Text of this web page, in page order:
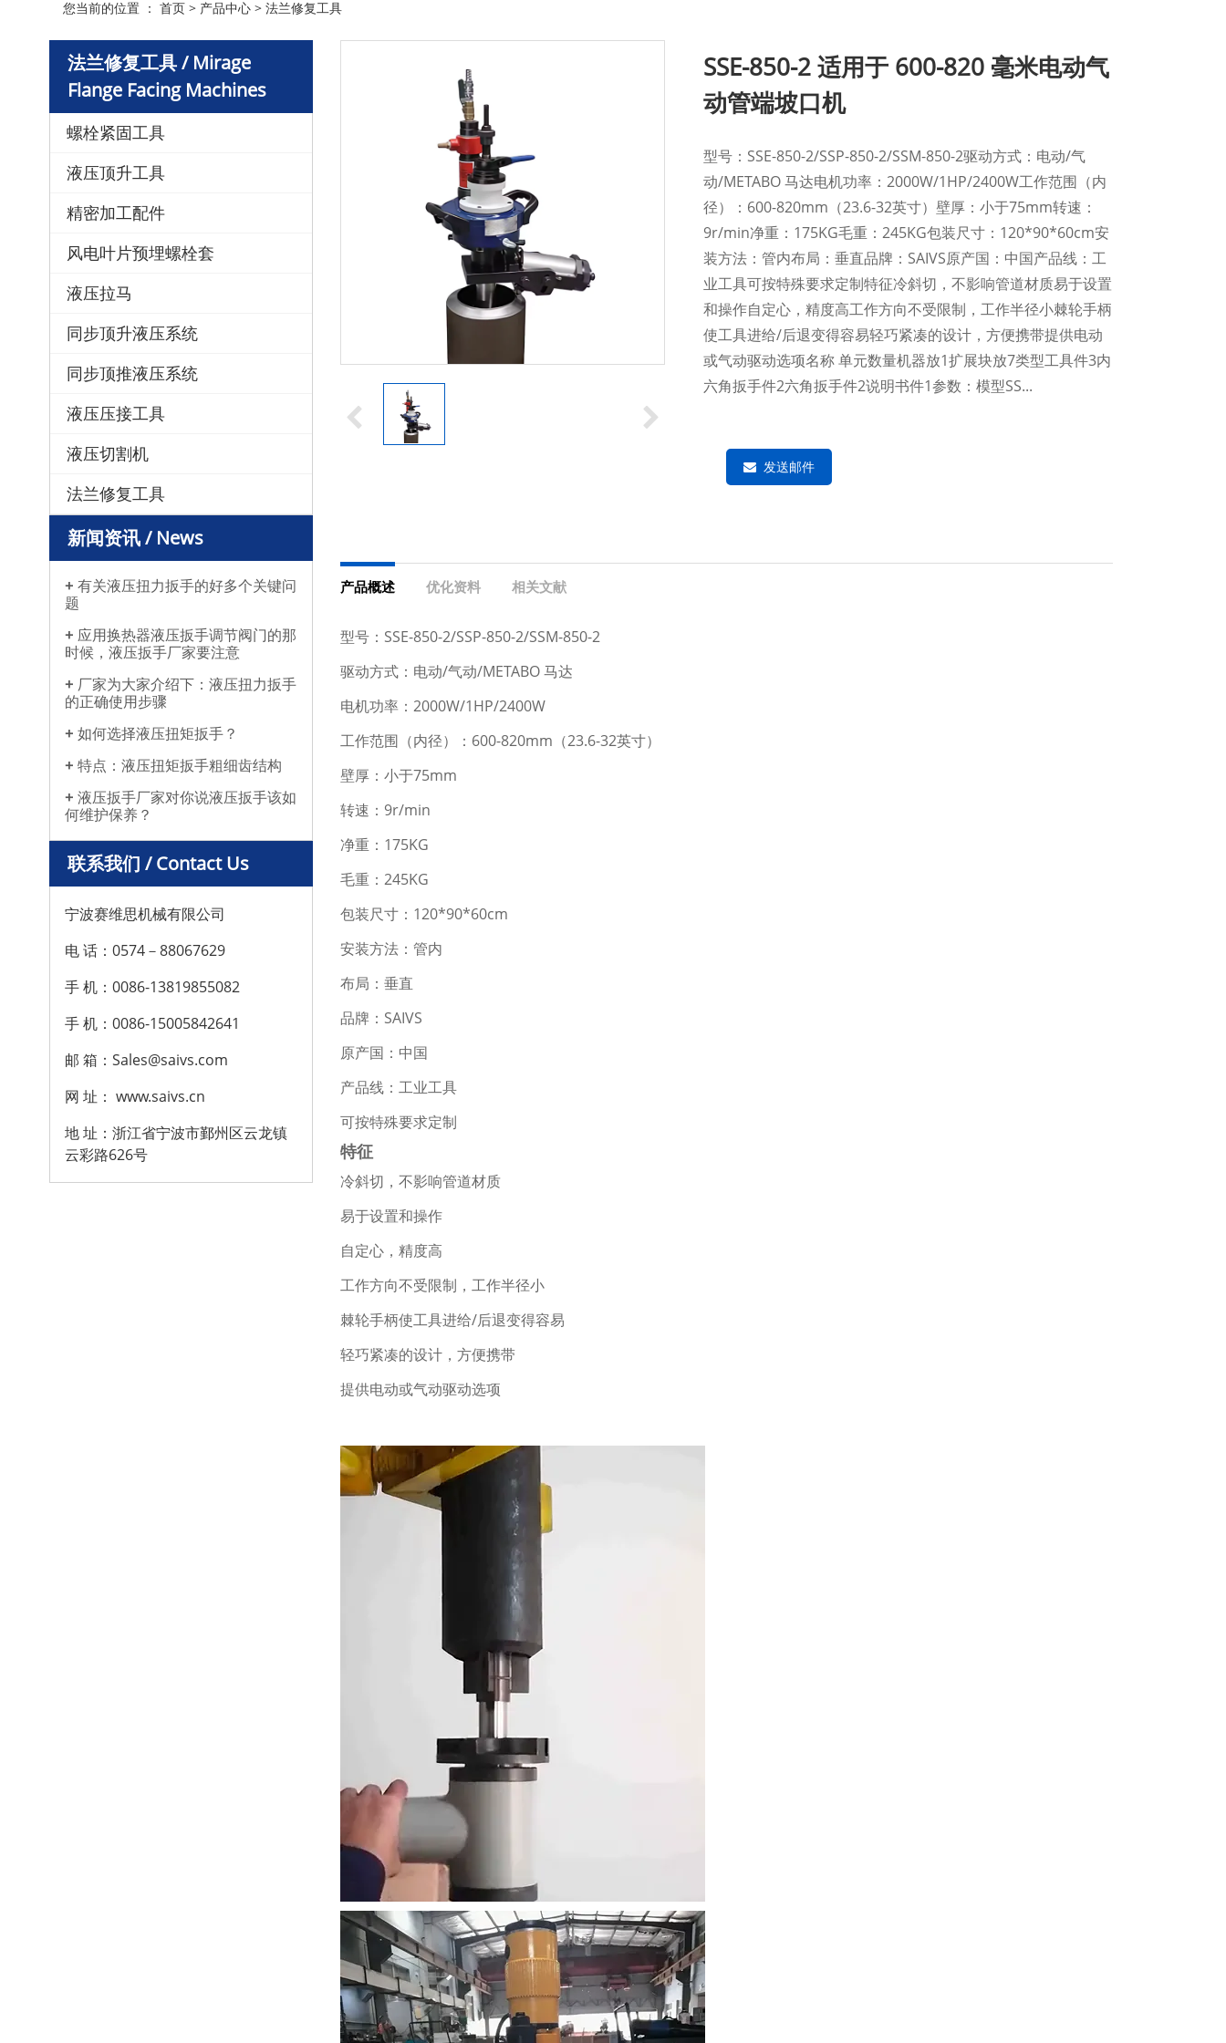
您当前的位置 ： 首页> 产品中心> 法兰修复工具
法兰修复工具 / Mirage
Flange Facing Machines
螺栓紧固工具
液压顶升工具
精密加工配件
风电叶片预埋螺栓套
液压拉马
同步顶升液压系统
同步顶推液压系统
液压压接工具
液压切割机
法兰修复工具
新闻资讯 / News
有关液压扭力扳手的好多个关键问
题
应用换热器液压扳手调节阀门的那
时候，液压扳手厂家要注意
厂家为大家介绍下：液压扭力扳手
的正确使用步骤
如何选择液压扭矩扳手？
特点：​​​​​​​液压扭矩扳手粗细齿结构
液压扳手厂家对你说液压扳手该如
何维护保养？
联系我们 / Contact Us
宁波赛维思机械有限公司
电 话：0574－88067629
手 机：0086-13819855082
手 机：0086-15005842641
邮 箱：Sales@saivs.com
网 址： www.saivs.cn
地 址：浙江省宁波市鄞州区云龙镇
云彩路626号
SSE-850-2 适用于 600-820 毫米电动气
动管端坡口机
型号：SSE-850-2/SSP-850-2/SSM-850-2驱动方式：电动/气
动/METABO 马达电机功率：2000W/1HP/2400W工作范围（内
径）：600-820mm（23.6-32英寸）壁厚：小于75mm转速：
9r/min净重：175KG毛重：245KG包装尺寸：120*90*60cm安
装方法：管内布局：垂直品牌：SAIVS原产国：中国产品线：工
业工具可按特殊要求定制特征冷斜切，不影响管道材质易于设置
和操作自定心，精度高工作方向不受限制，工作半径小棘轮手柄
使工具进给/后退变得容易轻巧紧凑的设计，方便携带提供电动
或气动驱动选项名称 单元数量机器放1扩展块放7类型工具件3内
六角扳手件2六角扳手件2说明书件1参数：模型SS...
发送邮件
产品概述 优化资料 相关文献
型号：SSE-850-2/SSP-850-2/SSM-850-2
驱动方式：电动/气动/METABO 马达
电机功率：2000W/1HP/2400W
工作范围（内径）：600-820mm（23.6-32英寸）
壁厚：小于75mm
转速：9r/min
净重：175KG
毛重：245KG
包装尺寸：120*90*60cm
安装方法：管内
布局：垂直
品牌：SAIVS
原产国：中国
产品线：工业工具
可按特殊要求定制
特征
冷斜切，不影响管道材质
易于设置和操作
自定心，精度高
工作方向不受限制，工作半径小
棘轮手柄使工具进给/后退变得容易
轻巧紧凑的设计，方便携带
提供电动或气动驱动选项